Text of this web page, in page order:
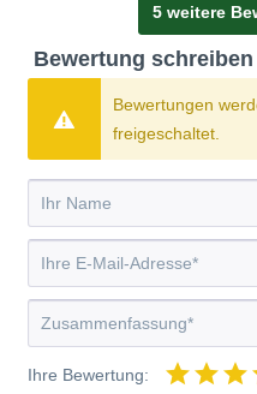
5 weitere
Bewertung schreiben
Bewertungen
freigeschaltet.
Ihre Bewertung: